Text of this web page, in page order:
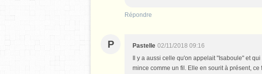
Répondre
P Pastelle 02/11/2018 09:16
Il y a aussi celle qu'on appelait "Isaboule" et
mince comme un fil. Elle en sourit à présent,